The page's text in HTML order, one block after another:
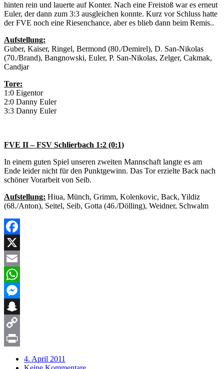
hinten rein und lauerte auf Konter. Nach eine Freistoß war es erneut
Euler, der dann zum 3:3 ausgleichen konnte. Kurz vor Schluss hatte
der FVE noch eine Riesenchance, aber es blieb dann beim Remis..
Aufstellung:
Guber, Kaiser, Ringel, Bermond (80./Demirel), D. San-Nikolas
(70./Brand), Bangnowski, Euler, P. San-Nikolas, Zelger, Cakmak,
Candjar
Tore:
1:0 Eigentor
2:0 Danny Euler
3:3 Danny Euler
FVE II – FSV Schlierbach 1:2 (0:1)
In einem guten Spiel unseren zweiten Mannschaft langte es am
Ende leider nicht für den Punktgewinn. Das Tor erzielte Back nach
schöner Vorarbeit von Seib.
Aufstellung: Hiua, Münch, Grimm, Kolenkovic, Back, Yildiz
(68./Anton), Seitel, Seib, Gotta (46./Dölling), Weidner, Schwalm
Facebook
X
Email
WhatsApp
Messenger
Snapchat
Copy
4. April 2011